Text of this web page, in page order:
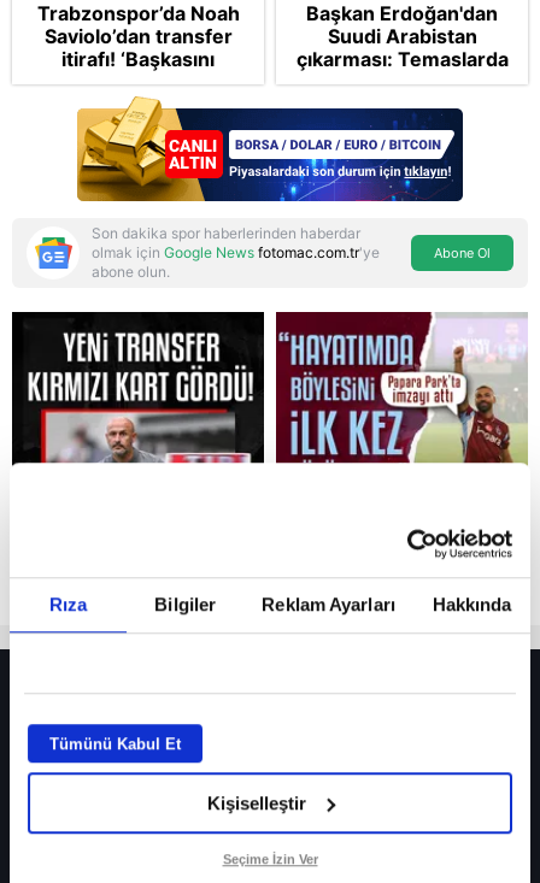
Rıza Bilgiler Reklam Ayarları Hakkında
Tümünü Kabul Et
Kişiselleştir
Seçime İzin Ver
Reddet
Trabzonspor’da Noah
Saviolo’dan transfer
itirafı! ‘Başkasını
izlemeye geldi’
Başkan Erdoğan'dan
Suudi Arabistan
çıkarması: Temaslarda
bulunacak
Son dakika spor haberlerinden haberdar
olmak için Google News fotomac.com.tr'ye
abone olun.
Abone Ol
Fenerbahçe’de sürpriz ayrılık ihtimali! Devre arasında gelmişti
Fenerbahçe’nin yeni transferi Mason Greenwood için olay sözler!
Galatasaray’da rota yeniden Thiago Almada!